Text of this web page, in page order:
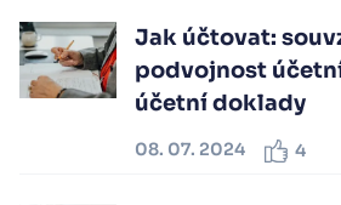
Jak účtovat:
podvojnost
účetní doklady
08. 07. 2024 4